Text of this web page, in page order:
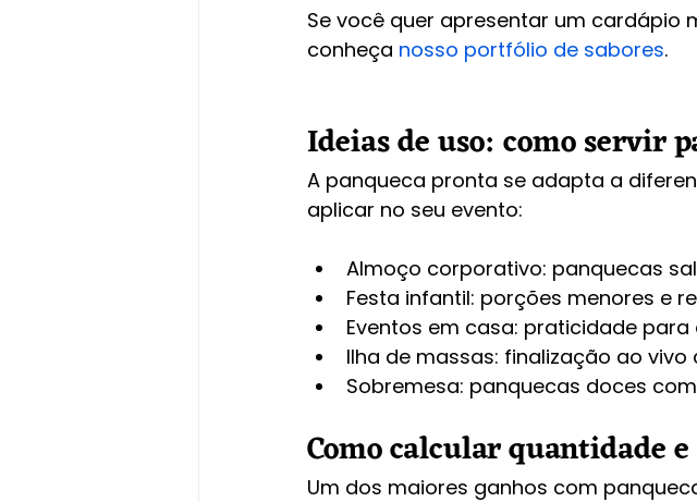
Se você quer apresentar um cardápio
conheça nosso portfólio de sabores.
Ideias de uso: como servir
A panqueca pronta se adapta a
aplicar no seu evento:
Almoço corporativo: panquecas
Festa infantil: porções menores e
Eventos em casa: praticidade
Ilha de massas: finalização ao
Sobremesa: panquecas doces
Como calcular quantidade
Um dos maiores ganhos com